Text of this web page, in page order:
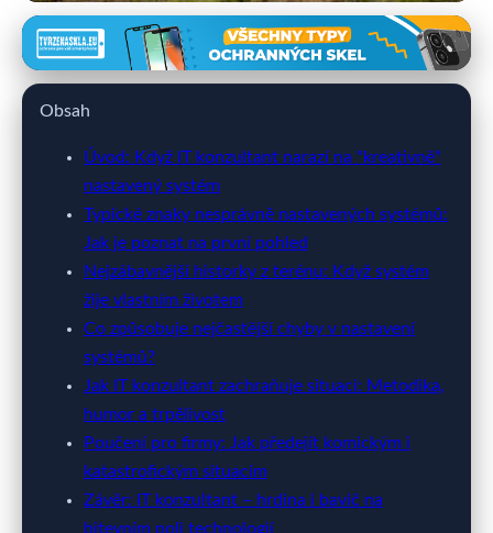
060x.cz
IT konzultanti: Záchranáři a baviči
26. 2. 2026 · 9 min čtení · Autor: Kristýna Rybová
Obsah
Úvod: Když IT konzultant narazí na "kreativně"
nastavený systém
Typické znaky nesprávně nastavených systémů:
Jak je poznat na první pohled
Nejzábavnější historky z terénu: Když systém
žije vlastním životem
Co způsobuje nejčastější chyby v nastavení
systémů?
Jak IT konzultant zachraňuje situaci: Metodika,
humor a trpělivost
Poučení pro firmy: Jak předejít komickým i
katastrofickým situacím
Závěr: IT konzultant – hrdina i bavič na
bitevním poli technologií